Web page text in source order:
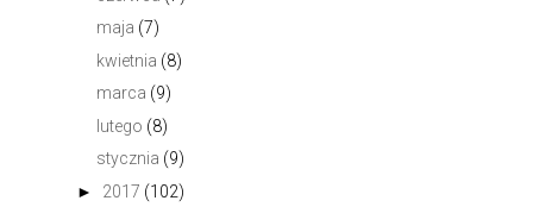
maja (7)
kwietnia (8)
marca (9)
lutego (8)
stycznia (9)
► 2017 (102)